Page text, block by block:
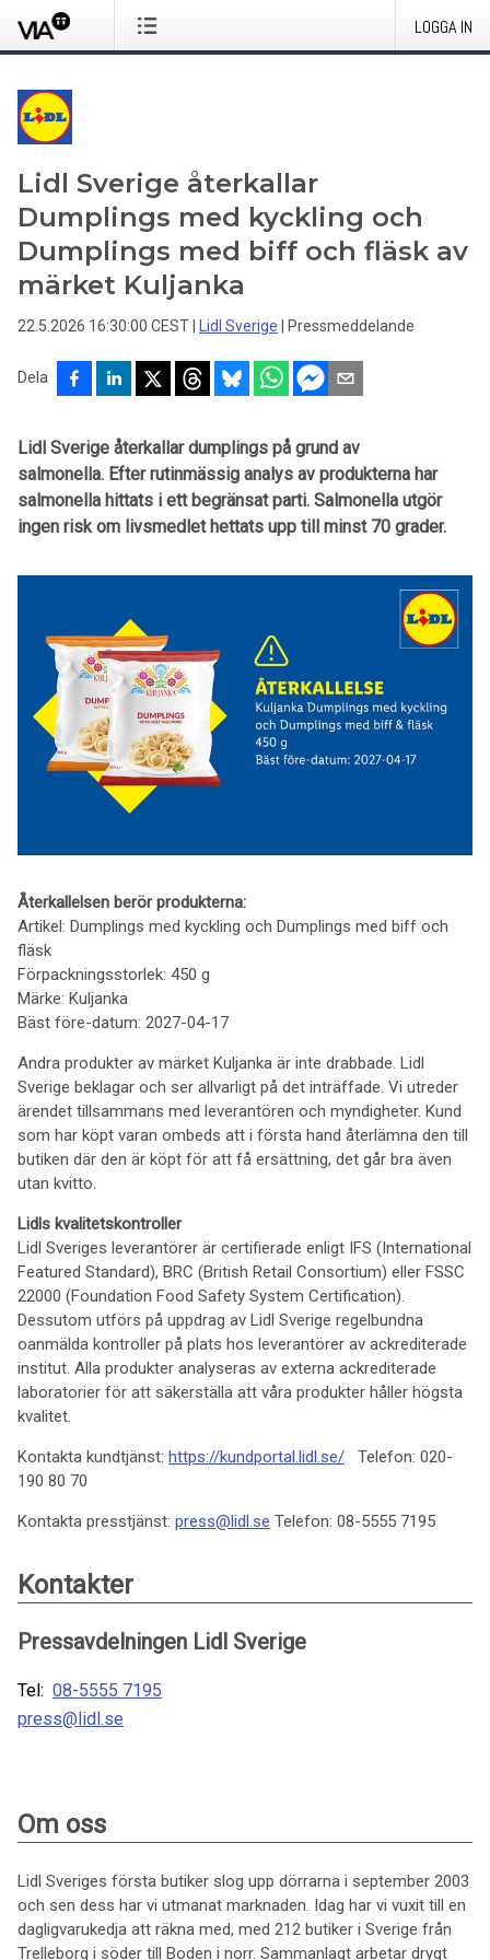
LOGGA IN
Lidl Sverige återkallar
Dumplings med kyckling och
Dumplings med biff och fläsk av
märket Kuljanka
22.5.2026 16:30:00 CEST Lidl Sverige Pressmeddelande
Dela
Lidl Sverige återkallar dumplings på grund av
salmonella. Efter rutinmässig analys av produkterna har
salmonella hittats i ett begränsat parti. Salmonella utgör
ingen risk om livsmedlet hettats upp till minst 70 grader.
Återkallelsen berör produkterna:
Artikel: Dumplings med kyckling och Dumplings med biff och
fläsk
Förpackningsstorlek: 450 g
Märke: Kuljanka
Bäst före-datum: 2027-04-17
Andra produkter av märket Kuljanka är inte drabbade. Lidl
Sverige beklagar och ser allvarligt på det inträffade. Vi utreder
ärendet tillsammans med leverantören och myndigheter. Kund
som har köpt varan ombeds att i första hand återlämna den till
butiken där den är köpt för att få ersättning, det går bra även
utan kvitto.
Lidls kvalitetskontroller
Lidl Sveriges leverantörer är certifierade enligt IFS (International
Featured Standard), BRC (British Retail Consortium) eller FSSC
22000 (Foundation Food Safety System Certification).
Dessutom utförs på uppdrag av Lidl Sverige regelbundna
oanmälda kontroller på plats hos leverantörer av ackrediterade
institut. Alla produkter analyseras av externa ackrediterade
laboratorier för att säkerställa att våra produkter håller högsta
kvalitet.
Kontakta kundtjänst: https://kundportal.lidl.se/ Telefon: 020-
190 80 70
Kontakta presstjänst: press@lidl.se Telefon: 08-5555 7195
Kontakter
Pressavdelningen Lidl Sverige
Tel: 08-5555 7195
press@lidl.se
Om oss
Lidl Sveriges första butiker slog upp dörrarna i september 2003
och sen dess har vi utmanat marknaden. Idag har vi vuxit till en
dagligvarukedja att räkna med, med 212 butiker i Sverige från
Trelleborg i söder till Boden i norr. Sammanlagt arbetar drygt